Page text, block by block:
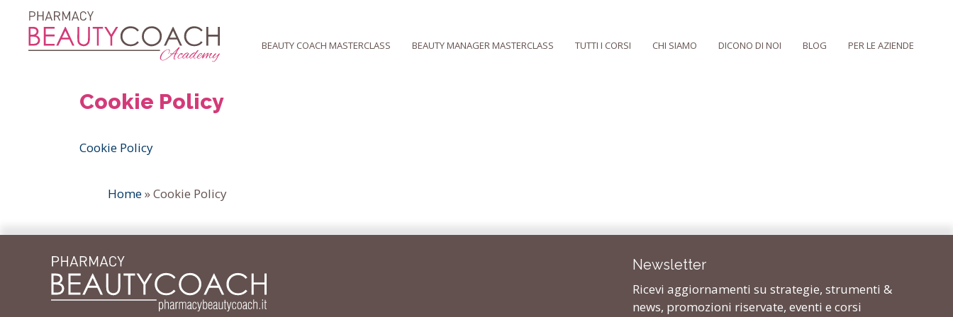
contenuto
BEAUTY COACH MASTERCLASS BEAUTY MANAGER MASTERCLASS TUTTI I CORSI CHI SIAMO DICONO DI NOI BLOG PER LE AZIENDE
Cookie Policy
Cookie Policy
Home»Cookie Policy
Newsletter
Ricevi aggiornamenti su strategie, strumenti &
news, promozioni riservate, eventi e corsi